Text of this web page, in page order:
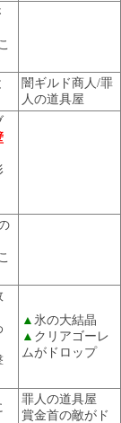
闇ギルド商人/罪
人の道具屋
▲ 氷の大結晶
▲ クリアゴーレ
ムがドロップ
罪人の道具屋
賞金首の敵がド